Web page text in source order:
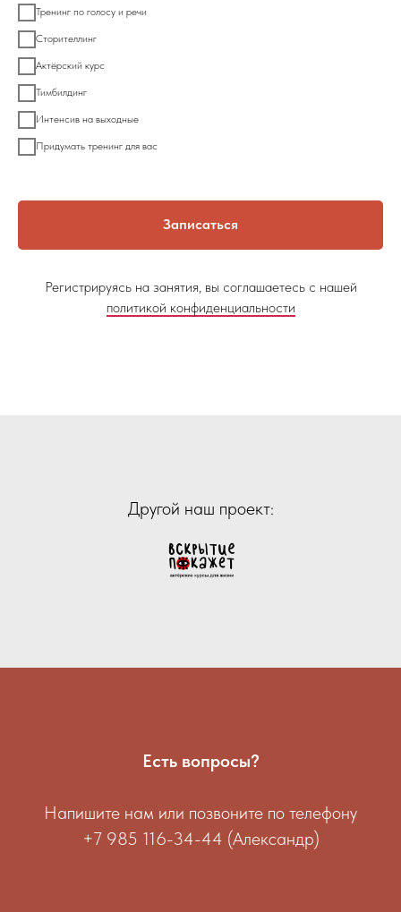
Тренинг по голосу и речи
Сторителлинг
Актёрский курс
Тимбилдинг
Интенсив на выходные
Придумать тренинг для вас
Записаться
Регистрируясь на занятия, вы соглашаетесь с нашей
политикой конфиденциальности
Другой наш проект:
Есть вопросы?
Напишите нам или позвоните по телефону
+7 985 116-34-44 (Александр)